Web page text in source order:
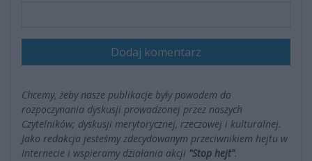
Dodaj komentarz
Chcemy, żeby nasze publikacje były powodem do
rozpoczynania dyskusji prowadzonej przez naszych
Czytelników; dyskusji merytorycznej, rzeczowej i kulturalnej.
Jako redakcja jesteśmy zdecydowanym przeciwnikiem hejtu w
Internecie i wspieramy działania akcji "Stop hejt".